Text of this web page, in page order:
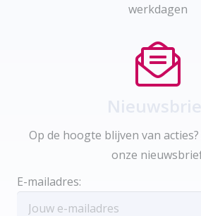
werkdagen
Op de hoogte blijven van
onze
E-mailadres: